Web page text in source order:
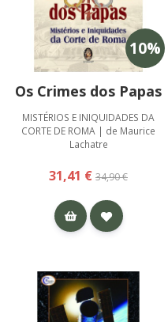
10%
Os Crimes dos Papas
MISTÉRIOS E INIQUIDADES DA
CORTE DE ROMA | de Maurice
Lachatre
31,41 € 34,90 €